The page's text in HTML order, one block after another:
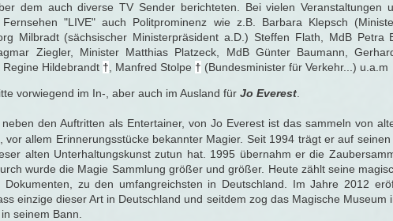
dem auch diverse TV Sender berichteten. Bei vielen Veranstaltungen
"LIVE" auch Politprominenz wie z.B. Barbara Klepsch
Milbradt (sächsischer Ministerpräsident a.D.) Steffen Flath, MdB Petra
Ziegler, Minister Matthias Platzeck, MdB Günter Baumann,
Hildebrandt † , Manfred Stolpe † (Bundesminister für Verkehr...) u.a.m
vorwiegend im In-, aber auch im Ausland für Jo Everest.
den Auftritten als Entertainer, von Jo Everest ist das sammeln von
vor allem Erinnerungsstücke bekannter Magier. Seit 1994 trägt er auf
alten Unterhaltungskunst zutun hat. 1995 übernahm er die
wurde die Magie Sammlung größer und größer. Heute zählt seine
Dokumenten, zu den umfangreichsten in Deutschland. Im Jahre 2012
einzige dieser Art in Deutschland und seitdem zog das Magische Museum
seinem Bann.